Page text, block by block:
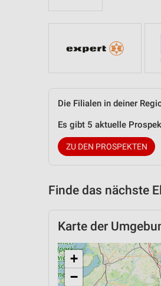
Die Filialen in deiner
Es gibt 5 aktuelle
ZU DEN PROSPEKTEN
Finde das nächste
Karte der
+
−